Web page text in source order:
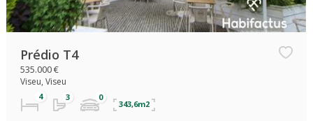
Prédio T4
535.000 €
Viseu, Viseu
343,6m2